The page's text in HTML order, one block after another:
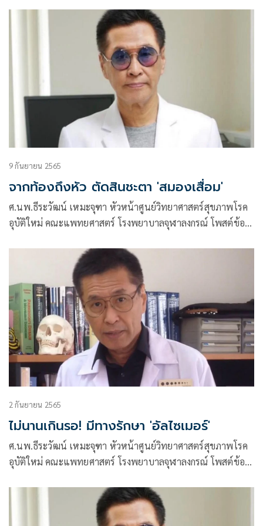
9 กันยายน 2565
จากท้องถึงหัว ตัดสินชะตา 'สมองเสื่อม'
ศ.นพ.ธีระวัฒน์ เหมะจุฑา หัวหน้าศูนย์วิทยาศาสตร์สุขภาพโรค
อุบัติใหม่ คณะแพทยศาสตร์ โรงพยาบาลจุฬาลงกรณ์ โพสต์ข้อ
2 กันยายน 2565
ไม่นานเกินรอ! มีทางรักษา 'อัลไซเมอร์'
ศ.นพ.ธีระวัฒน์ เหมะจุฑา หัวหน้าศูนย์วิทยาศาสตร์สุขภาพโรค
อุบัติใหม่ คณะแพทยศาสตร์ โรงพยาบาลจุฬาลงกรณ์ โพสต์ข้อ